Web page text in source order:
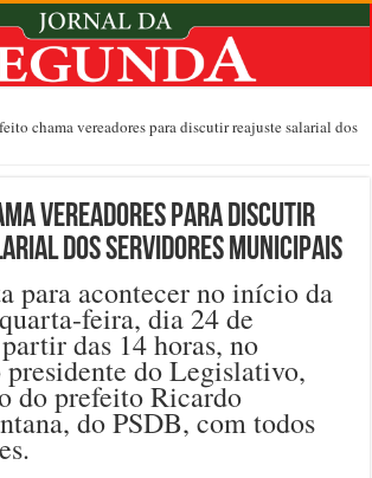
chama vereadores para discutir reajuste salarial dos
vereadores para discutir
dos servidores municipais
para acontecer no início da
feira, dia 24 de
das 14 horas, no
presidente do Legislativo,
do prefeito Ricardo
do PSDB, com todos